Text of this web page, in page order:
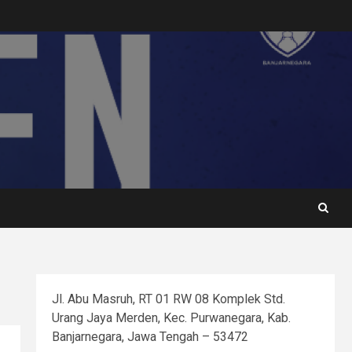
Jl. Abu Masruh, RT 01 RW 08 Komplek Std.
Urang Jaya Merden, Kec. Purwanegara, Kab.
Banjarnegara, Jawa Tengah – 53472